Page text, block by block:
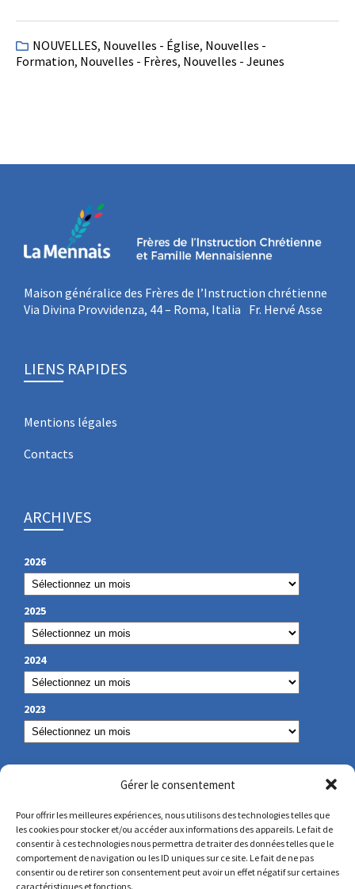
Gérer le consentement
Pour offrir les meilleures expériences, nous utilisons des technologies telles que
les cookies pour stocker et/ou accéder aux informations des appareils. Le fait de
consentir à ces technologies nous permettra de traiter des données telles que le
comportement de navigation ou les ID uniques sur ce site. Le fait de ne pas
consentir ou de retirer son consentement peut avoir un effet négatif sur certaines
caractéristiques et fonctions.
NOUVELLES, Nouvelles - Église, Nouvelles -
Formation, Nouvelles - Frères, Nouvelles - Jeunes
Maison généralice des Frères de l’Instruction chrétienne
Via Divina Provvidenza, 44 – Roma, Italia Fr. Hervé Asse
LIENS RAPIDES
Mentions légales
Contacts
ARCHIVES
2026
2025
2024
2023
NOS COORDONNÉES
secretariat@lamennais.org
protectionenfance@lamennais.org